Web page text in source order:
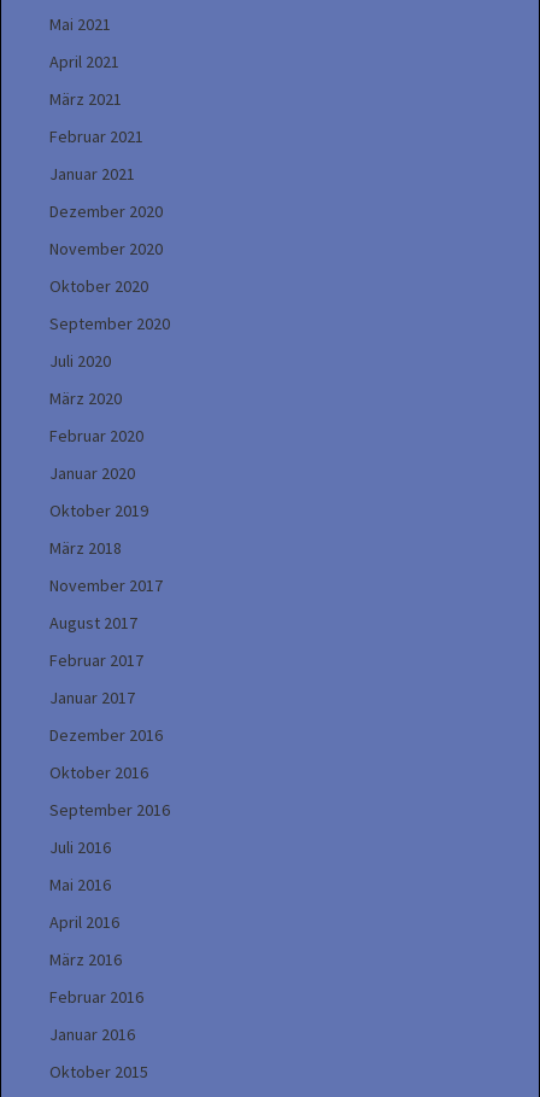
Mai 2021
April 2021
März 2021
Februar 2021
Januar 2021
Dezember 2020
November 2020
Oktober 2020
September 2020
Juli 2020
März 2020
Februar 2020
Januar 2020
Oktober 2019
März 2018
November 2017
August 2017
Februar 2017
Januar 2017
Dezember 2016
Oktober 2016
September 2016
Juli 2016
Mai 2016
April 2016
März 2016
Februar 2016
Januar 2016
Oktober 2015